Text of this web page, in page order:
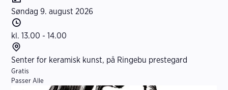
a
o
Søndag 9. august 2026
i
s
p
u
kl. 13.00 - 14.00
t
e
d
Senter for keramisk kunst, på Ringebu prestegard
I
n
Gratis
Passer Alle